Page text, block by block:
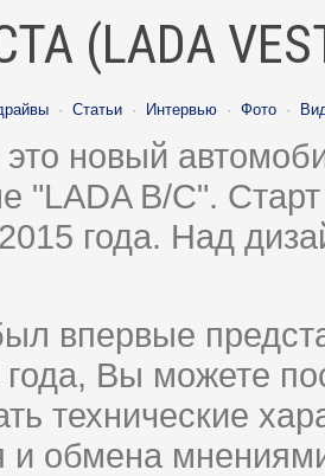
(LADA
· Статьи · Интервью · Фото ·
новый
"LADA B/C".
года. Над
впервые
года, Вы можете
технические
обмена